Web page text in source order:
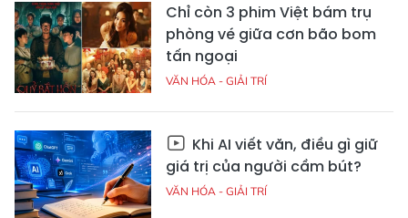
Chỉ còn 3 phim Việt bám trụ
phòng vé giữa cơn bão bom
tấn ngoại
VĂN HÓA - GIẢI TRÍ
Khi AI viết văn, điều gì giữ
giá trị của người cầm bút?
VĂN HÓA - GIẢI TRÍ